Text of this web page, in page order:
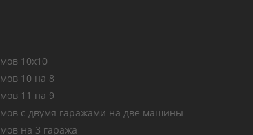
10х10
10 на 8
11 на 9
с двумя гаражами на две машины
на 3 гаража